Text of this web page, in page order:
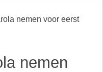
nemen voor eerst
nemen